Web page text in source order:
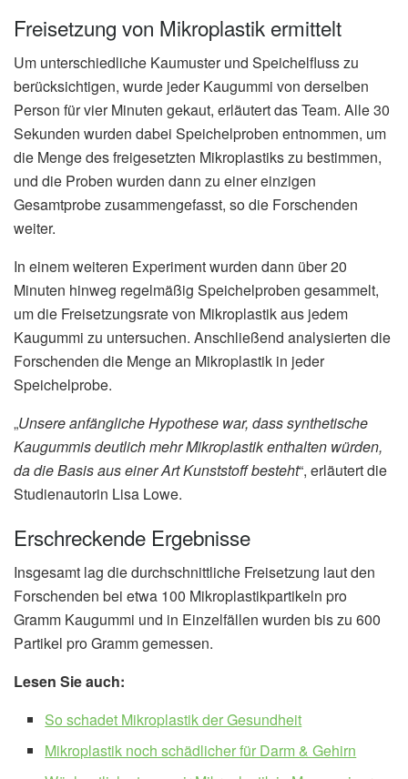
Freisetzung von Mikroplastik ermittelt
Um unterschiedliche Kaumuster und Speichelfluss zu
berücksichtigen, wurde jeder Kaugummi von derselben
Person für vier Minuten gekaut, erläutert das Team. Alle 30
Sekunden wurden dabei Speichelproben entnommen, um
die Menge des freigesetzten Mikroplastiks zu bestimmen,
und die Proben wurden dann zu einer einzigen
Gesamtprobe zusammengefasst, so die Forschenden
weiter.
In einem weiteren Experiment wurden dann über 20
Minuten hinweg regelmäßig Speichelproben gesammelt,
um die Freisetzungsrate von Mikroplastik aus jedem
Kaugummi zu untersuchen. Anschließend analysierten die
Forschenden die Menge an Mikroplastik in jeder
Speichelprobe.
„Unsere anfängliche Hypothese war, dass synthetische
Kaugummis deutlich mehr Mikroplastik enthalten würden,
da die Basis aus einer Art Kunststoff besteht“, erläutert die
Studienautorin Lisa Lowe.
Erschreckende Ergebnisse
Insgesamt lag die durchschnittliche Freisetzung laut den
Forschenden bei etwa 100 Mikroplastikpartikeln pro
Gramm Kaugummi und in Einzelfällen wurden bis zu 600
Partikel pro Gramm gemessen.
Lesen Sie auch:
So schadet Mikroplastik der Gesundheit
Mikroplastik noch schädlicher für Darm & Gehirn